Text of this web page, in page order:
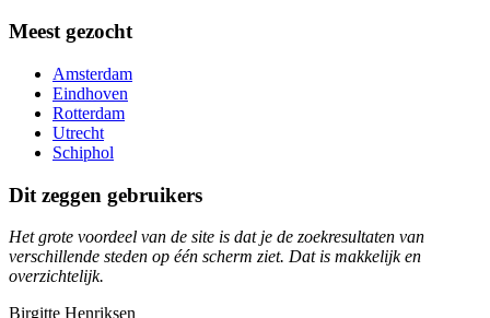
Meest gezocht
Amsterdam
Eindhoven
Rotterdam
Utrecht
Schiphol
Dit zeggen gebruikers
Het grote voordeel van de site is dat je de zoekresultaten van
verschillende steden op één scherm ziet. Dat is makkelijk en
overzichtelijk.
Birgitte Henriksen